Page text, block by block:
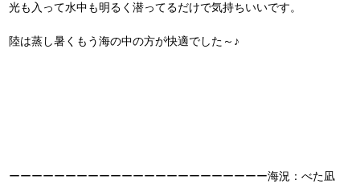
光も入って水中も明るく潜ってるだけで気持ちいいです。
陸は蒸し暑くもう海の中の方が快適でした～♪
ーーーーーーーーーーーーーーーーーーーーーーー海況：べた凪